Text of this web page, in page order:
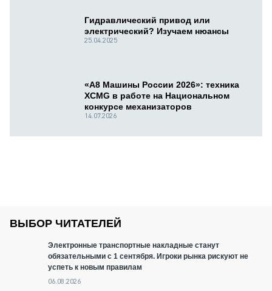
Гидравлический привод или
электрический? Изучаем нюансы
25.04.2025
«А8 Машины России 2026»: техника
XCMG в работе на Национальном
конкурсе механизаторов
14.07.2026
ВЫБОР ЧИТАТЕЛЕЙ
Электронные транспортные накладные станут
обязательными с 1 сентября. Игроки рынка рискуют не
успеть к новым правилам
06.08.2026